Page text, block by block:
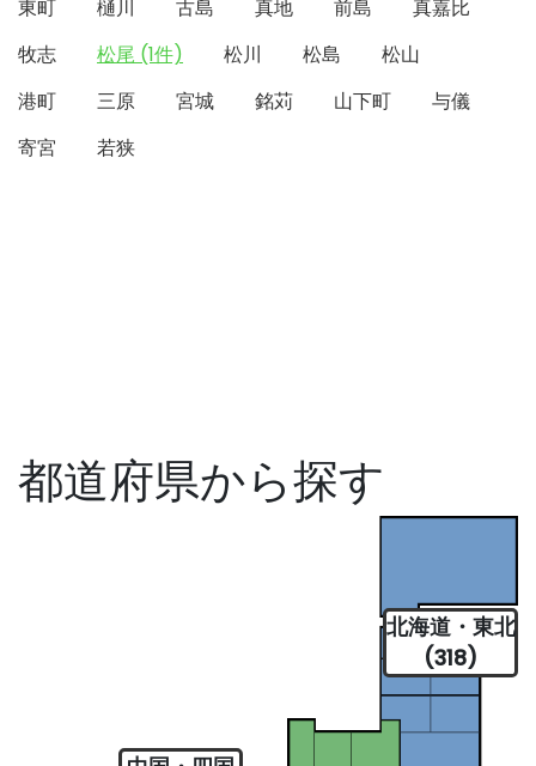
東町
樋川 古島 真地 前島
真嘉比
牧志
松尾 (1件) 松川 松島
松山
港町
三原 宮城 銘苅 山下町
与儀
寄宮
若狭
都道府県から探す
北海道・東北
(318)